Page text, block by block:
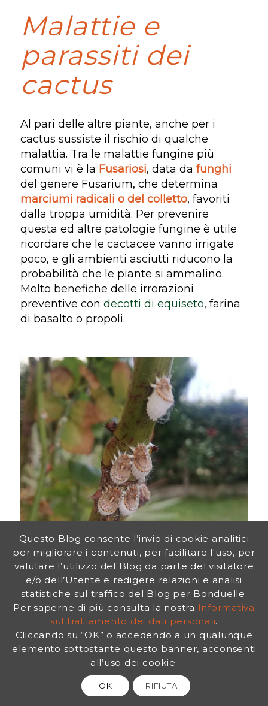
Malattie e
parassiti dei
cactus
Al pari delle altre piante, anche per i
cactus sussiste il rischio di qualche
malattia. Tra le malattie fungine più
comuni vi è la Fusariosi, data da funghi
del genere Fusarium, che determina
marciumi radicali o del colletto, favoriti
dalla troppa umidità. Per prevenire
questa ed altre patologie fungine è utile
ricordare che le cactacee vanno irrigate
poco, e gli ambienti asciutti riducono la
probabilità che le piante si ammalino.
Molto benefiche delle irrorazioni
preventive con decotti di equiseto, farina
di basalto o propoli.
Questo Blog consente l’invio di cookie analitici
per migliorare i contenuti, per facilitare l'uso, per
valutare l’utilizzo del Blog da parte del visitatore
e/o dell’Utente e redigere relazioni e analisi
statistiche sul traffico del Blog per Bonduelle.
Per saperne di più consulta la nostra Informativa
sul trattamento dei dati personali.
Cliccando su “OK” o accedendo a un qualunque
elemento sottostante questo banner, acconsenti
all’uso dei cookie.
OK RIFIUTA